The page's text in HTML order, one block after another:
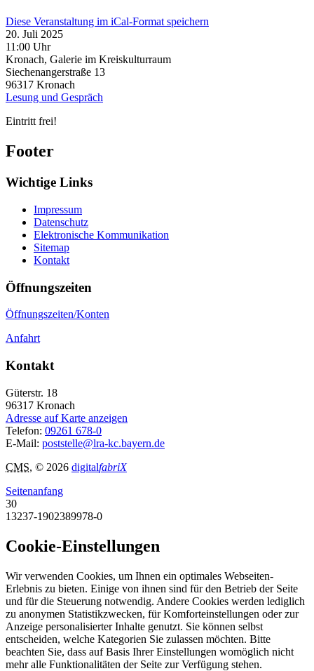
Diese Veranstaltung im iCal-Format speichern
20. Juli 2025
11:00 Uhr
Kronach, Galerie im Kreiskulturraum
Siechenangerstraße 13
96317 Kronach
Lesung und Gespräch
Eintritt frei!
Footer
Wichtige Links
Impressum
Datenschutz
Elektronische Kommunikation
Sitemap
Kontakt
Öffnungszeiten
Öffnungszeiten/Konten
Anfahrt
Kontakt
Güterstr. 18
96317 Kronach
Adresse auf Karte anzeigen
Telefon: 09261 678-0
E-Mail: poststelle@lra-kc.bayern.de
CMS, © 2026 digitalfabriX
Seitenanfang
30
13237-1902389978-0
Cookie-Einstellungen
Wir verwenden Cookies, um Ihnen ein optimales Webseiten-
Erlebnis zu bieten. Einige von ihnen sind für den Betrieb der Seite
und für die Steuerung notwendig. Andere Cookies werden lediglich
zu anonymen Statistikzwecken, für Komforteinstellungen oder zur
Anzeige personalisierter Inhalte genutzt. Sie können selbst
entscheiden, welche Kategorien Sie zulassen möchten. Bitte
beachten Sie, dass auf Basis Ihrer Einstellungen womöglich nicht
mehr alle Funktionalitäten der Seite zur Verfügung stehen.